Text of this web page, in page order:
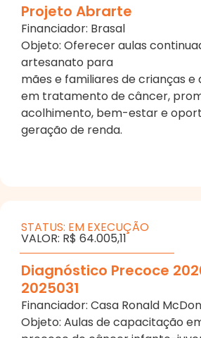
Projeto Abrarte
Financiador: Brasal
Objeto: Oferecer aulas
artesanato para
mães e familiares de crianças e
em tratamento de câncer,
acolhimento, bem-estar e
geração de renda.
STATUS: EM EXECUÇÃO
VALOR: R$ 64.005,11
Diagnóstico Precoce
2025031
Financiador: Casa Ronald
Objeto: Aulas de capacitação